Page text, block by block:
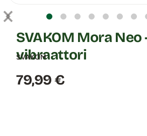
SVAKOM
SVAKOM Mora Neo
vibraattori
Hinta:
79,99 €